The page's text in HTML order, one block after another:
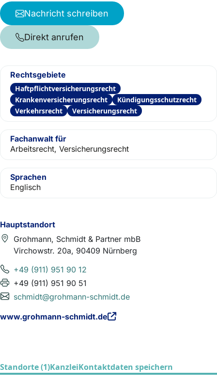
Hauptstandort
Grohmann, Schmidt & Partner mbB
Virchowstr. 20a, 90409 Nürnberg
+49 (911) 951 90 12
+49 (911) 951 90 51
schmidt@grohmann-schmidt.de
www.grohmann-schmidt.de
Nachricht schreiben
Direkt anrufen
Rechtsgebiete
Haftpflichtversicherungsrecht
Krankenversicherungsrecht
Kündigungsschutzrecht
Verkehrsrecht
Versicherungsrecht
Fachanwalt für
Arbeitsrecht, Versicherungsrecht
Sprachen
Englisch
Standorte (1)KanzleiKontaktdaten speichern